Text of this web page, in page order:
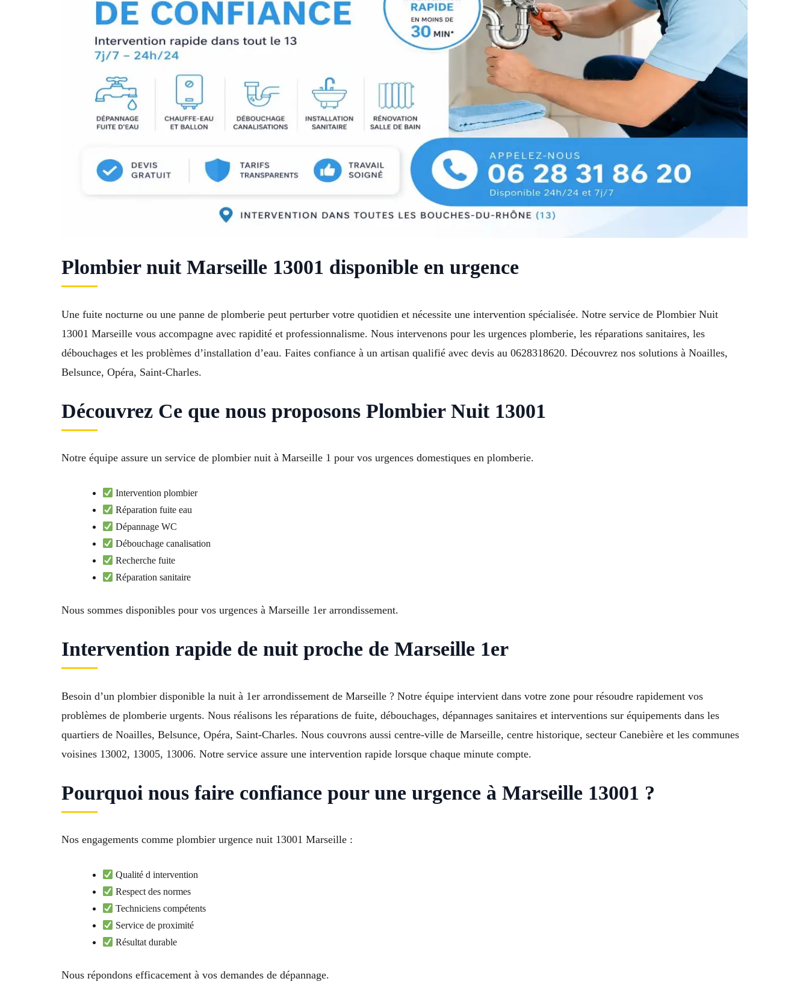
Plombier nuit Marseille 13001 disponible en urgence
Une fuite nocturne ou une panne de plomberie peut perturber votre quotidien et nécessite une intervention spécialisée. Notre service de Plombier Nuit
13001 Marseille vous accompagne avec rapidité et professionnalisme. Nous intervenons pour les urgences plomberie, les réparations sanitaires, les
débouchages et les problèmes d’installation d’eau. Faites confiance à un artisan qualifié avec devis au 0628318620. Découvrez nos solutions à Noailles,
Belsunce, Opéra, Saint-Charles.
Découvrez Ce que nous proposons Plombier Nuit 13001
Notre équipe assure un service de plombier nuit à Marseille 1 pour vos urgences domestiques en plomberie.
Intervention plombier
Réparation fuite eau
Dépannage WC
Débouchage canalisation
Recherche fuite
Réparation sanitaire
Nous sommes disponibles pour vos urgences à Marseille 1er arrondissement.
Intervention rapide de nuit proche de Marseille 1er
Besoin d’un plombier disponible la nuit à 1er arrondissement de Marseille ? Notre équipe intervient dans votre zone pour résoudre rapidement vos
problèmes de plomberie urgents. Nous réalisons les réparations de fuite, débouchages, dépannages sanitaires et interventions sur équipements dans les
quartiers de Noailles, Belsunce, Opéra, Saint-Charles. Nous couvrons aussi centre-ville de Marseille, centre historique, secteur Canebière et les communes
voisines 13002, 13005, 13006. Notre service assure une intervention rapide lorsque chaque minute compte.
Pourquoi nous faire confiance pour une urgence à Marseille 13001 ?
Nos engagements comme plombier urgence nuit 13001 Marseille :
Qualité d intervention
Respect des normes
Techniciens compétents
Service de proximité
Résultat durable
Nous répondons efficacement à vos demandes de dépannage.